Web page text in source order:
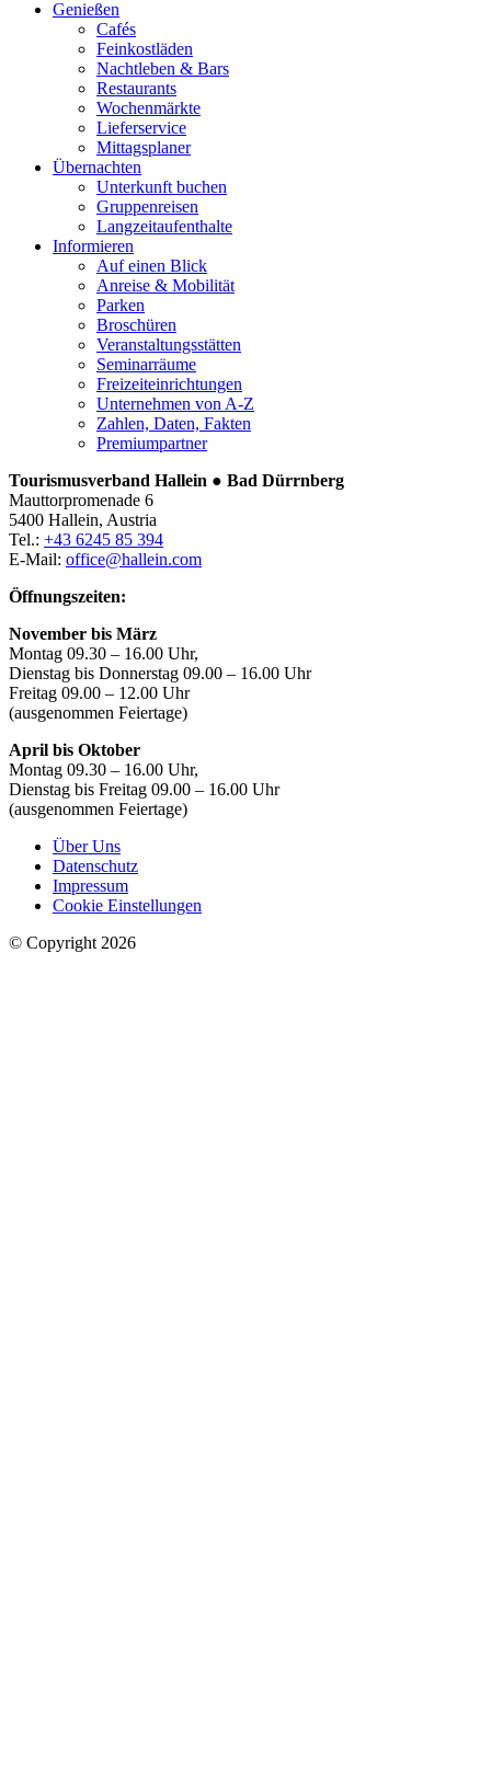
Genießen
Cafés
Feinkostläden
Nachtleben & Bars
Restaurants
Wochenmärkte
Lieferservice
Mittagsplaner
Übernachten
Unterkunft buchen
Gruppenreisen
Langzeitaufenthalte
Informieren
Auf einen Blick
Anreise & Mobilität
Parken
Broschüren
Veranstaltungsstätten
Seminarräume
Freizeiteinrichtungen
Unternehmen von A-Z
Zahlen, Daten, Fakten
Premiumpartner
Tourismusverband Hallein ● Bad Dürrnberg
Mauttorpromenade 6
5400 Hallein, Austria
Tel.: +43 6245 85 394
E-Mail: office@hallein.com
Öffnungszeiten:
November bis März
Montag 09.30 – 16.00 Uhr,
Dienstag bis Donnerstag 09.00 – 16.00 Uhr
Freitag 09.00 – 12.00 Uhr
(ausgenommen Feiertage)
April bis Oktober
Montag 09.30 – 16.00 Uhr,
Dienstag bis Freitag 09.00 – 16.00 Uhr
(ausgenommen Feiertage)
Über Uns
Datenschutz
Impressum
Cookie Einstellungen
© Copyright 2026